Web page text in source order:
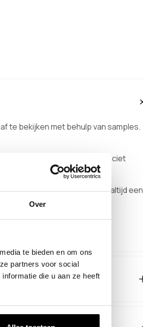
Over
te bieden en om ons
partners voor social
die u aan ze heeft
te bekijken met behulp van samples.
(RAL 9005), antraciet
bij jouw ruimte. Zo maak je altijd een